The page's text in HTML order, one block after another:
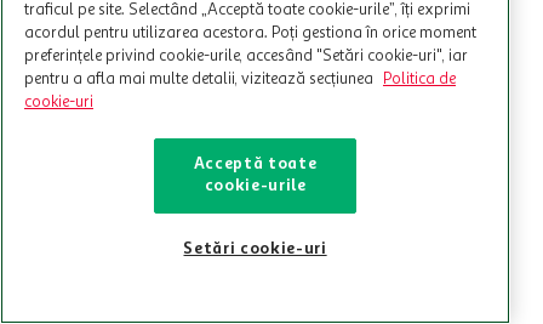
traficul pe site. Selectând „Acceptă toate cookie-urile”, îți exprimi
acordul pentru utilizarea acestora. Poți gestiona în orice moment
preferințele privind cookie-urile, accesând "Setări cookie-uri", iar
pentru a afla mai multe detalii, vizitează secțiunea
Politica de
cookie-uri
Acceptă toate
cookie-urile
Setări cookie-uri